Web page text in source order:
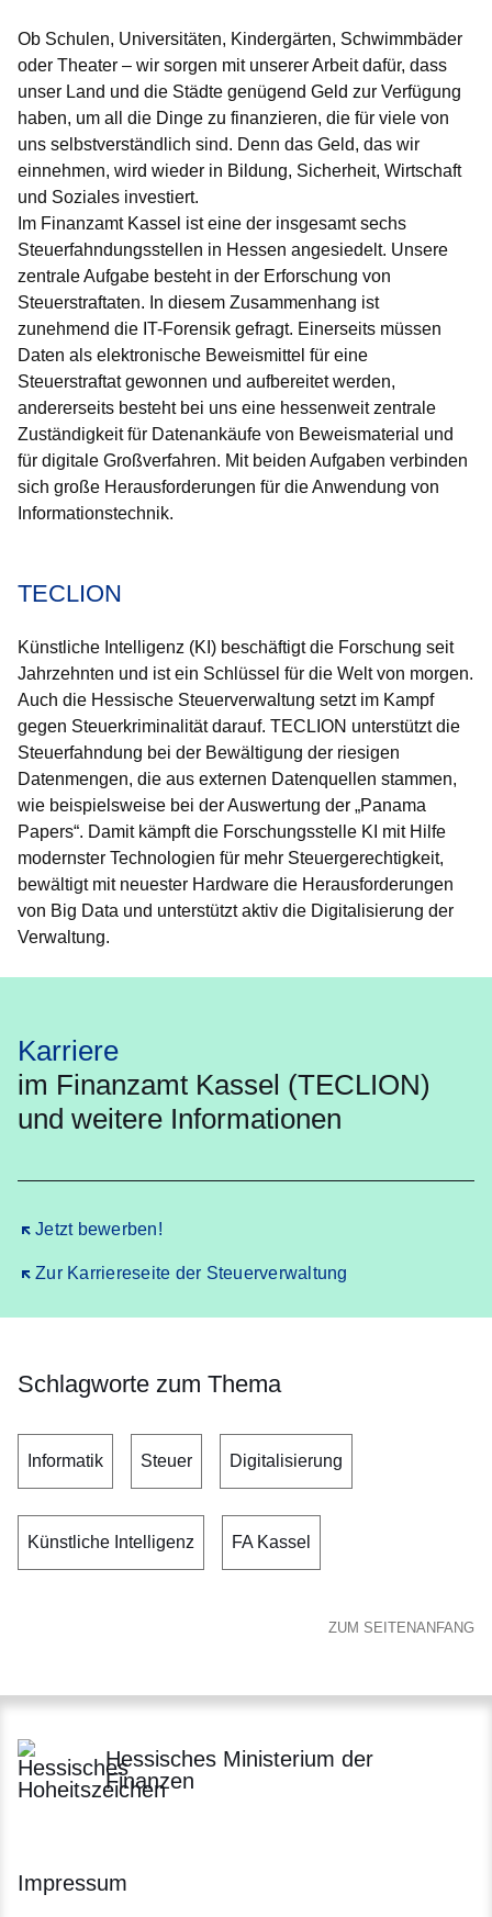
Ob Schulen, Universitäten, Kindergärten, Schwimmbäder
oder Theater – wir sorgen mit unserer Arbeit dafür, dass
unser Land und die Städte genügend Geld zur Verfügung
haben, um all die Dinge zu finanzieren, die für viele von
uns selbstverständlich sind. Denn das Geld, das wir
einnehmen, wird wieder in Bildung, Sicherheit, Wirtschaft
und Soziales investiert.
Im Finanzamt Kassel ist eine der insgesamt sechs
Steuerfahndungsstellen in Hessen angesiedelt. Unsere
zentrale Aufgabe besteht in der Erforschung von
Steuerstraftaten. In diesem Zusammenhang ist
zunehmend die IT-Forensik gefragt. Einerseits müssen
Daten als elektronische Beweismittel für eine
Steuerstraftat gewonnen und aufbereitet werden,
andererseits besteht bei uns eine hessenweit zentrale
Zuständigkeit für Datenankäufe von Beweismaterial und
für digitale Großverfahren. Mit beiden Aufgaben verbinden
sich große Herausforderungen für die Anwendung von
Informationstechnik.
TECLION
Künstliche Intelligenz (KI) beschäftigt die Forschung seit
Jahrzehnten und ist ein Schlüssel für die Welt von morgen.
Auch die Hessische Steuerverwaltung setzt im Kampf
gegen Steuerkriminalität darauf. TECLION unterstützt die
Steuerfahndung bei der Bewältigung der riesigen
Datenmengen, die aus externen Datenquellen stammen,
wie beispielsweise bei der Auswertung der „Panama
Papers“. Damit kämpft die Forschungsstelle KI mit Hilfe
modernster Technologien für mehr Steuergerechtigkeit,
bewältigt mit neuester Hardware die Herausforderungen
von Big Data und unterstützt aktiv die Digitalisierung der
Verwaltung.
Karriere
im Finanzamt Kassel (TECLION)
und weitere Informationen
Jetzt bewerben!
Öffnet sich in einem neuen Fenster
Zur Karriereseite der Steuerverwaltung
Öffnet sich in einem neuen Fenster
Schlagworte zum Thema
Informatik Steuer Digitalisierung
Künstliche Intelligenz FA Kassel
ZUM SEITENANFANG
Hessisches Ministerium der
Finanzen
Impressum